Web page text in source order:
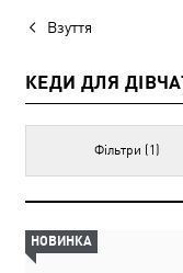
Взуття
КЕДИ ДЛЯ
Фільтри (1)
НОВИНКА